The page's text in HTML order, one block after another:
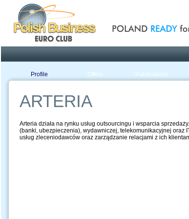
Profile Offers Publications
ARTERIA
Arteria działa na rynku usług outsourcingu i wsparcia
(banki, ubezpieczenia), wydawniczej, telekomunikacyjnej oraz
usług zleceniodawców oraz zarządzanie relacjami z ich